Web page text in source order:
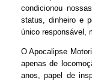
condicionou
status, dinheiro e
único responsável,
O Apocalipse
apenas de
anos, papel de